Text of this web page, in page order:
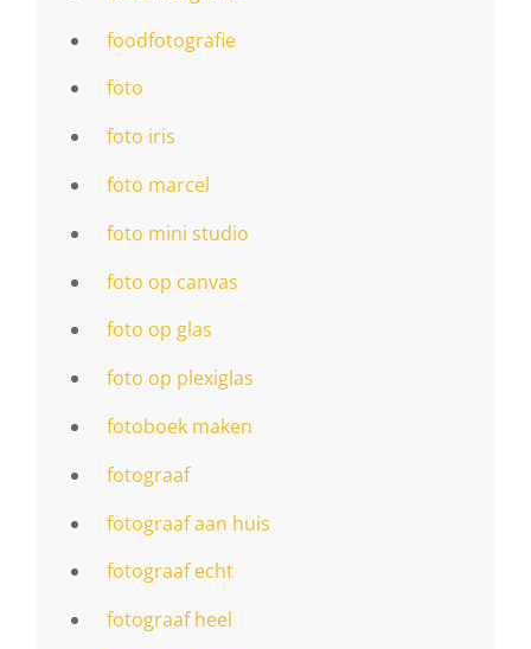
foodfotografie
foto
foto iris
foto marcel
foto mini studio
foto op canvas
foto op glas
foto op plexiglas
fotoboek maken
fotograaf
fotograaf aan huis
fotograaf echt
fotograaf heel